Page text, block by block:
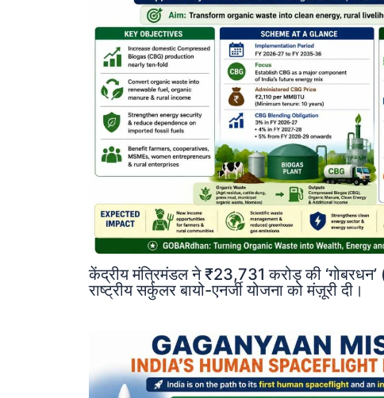
केंद्रीय मंत्रिमंडल ने ₹23,731 करोड़ की
राष्ट्रीय सर्कुलर बायो-एनर्जी योजना को मंज़ूरी दी।